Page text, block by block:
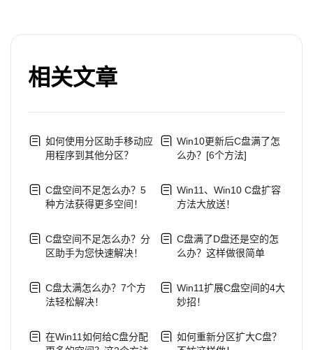
相关文章
如何使用分区助手移动应
用程序到其他分区？
C盘空间不足怎么办？5
种方法获得更多空间！
C盘空间不足怎么办？分
区助手为您快速解决！
C盘太满怎么办？7个方
法轻松解决！
在Win11如何给C盘分配
Win10更新后C盘满了怎
么办？[6个方法]
Win11、Win10 C盘扩容
方法大放送！
C盘满了D盘还是空的怎
么办？这样做很简单
Win11扩展C盘空间的4大
妙招！
如何重新分区扩大C盘？